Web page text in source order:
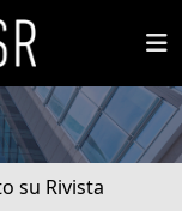
su Rivista